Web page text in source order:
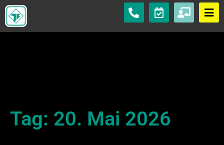
Tag: 20. Mai 2026